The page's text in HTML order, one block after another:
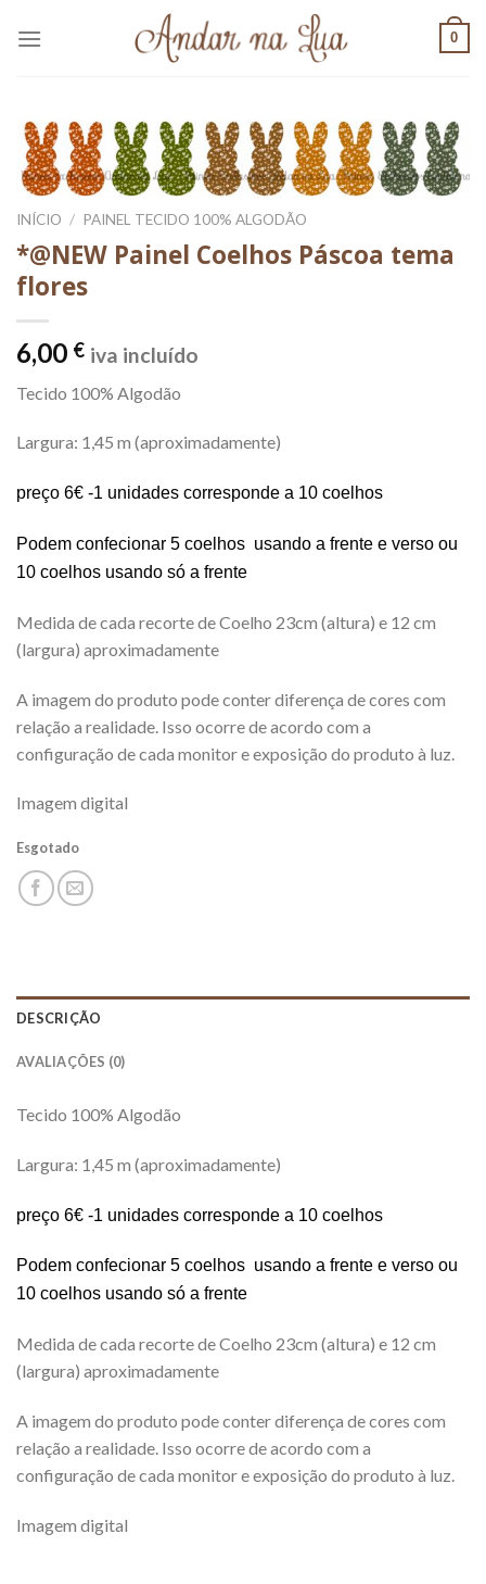
0
INÍCIO / PAINEL TECIDO 100% ALGODÃO
*@NEW Painel Coelhos Páscoa tema
flores
6,00 € iva incluído
Tecido 100% Algodão
Largura: 1,45 m (aproximadamente)
preço 6€ -1 unidades corresponde a 10 coelhos
Podem confecionar 5 coelhos usando a frente e verso ou
10 coelhos usando só a frente
Medida de cada recorte de Coelho 23cm (altura) e 12 cm
(largura) aproximadamente
A imagem do produto pode conter diferença de cores com
relação a realidade. Isso ocorre de acordo com a
configuração de cada monitor e exposição do produto à luz.
Imagem digital
Esgotado
DESCRIÇÃO
AVALIAÇÕES (0)
Tecido 100% Algodão
Largura: 1,45 m (aproximadamente)
preço 6€ -1 unidades corresponde a 10 coelhos
Podem confecionar 5 coelhos usando a frente e verso ou
10 coelhos usando só a frente
Medida de cada recorte de Coelho 23cm (altura) e 12 cm
(largura) aproximadamente
A imagem do produto pode conter diferença de cores com
relação a realidade. Isso ocorre de acordo com a
configuração de cada monitor e exposição do produto à luz.
Imagem digital